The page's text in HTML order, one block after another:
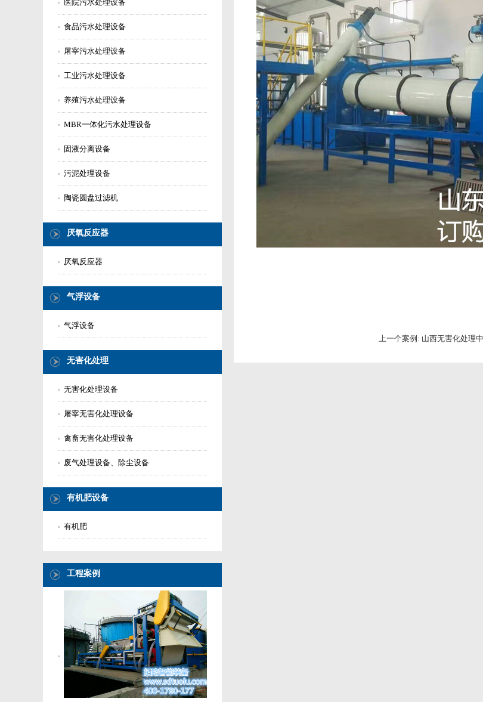
医院污水处理设备
食品污水处理设备
屠宰污水处理设备
工业污水处理设备
养殖污水处理设备
MBR一体化污水处理设备
固液分离设备
污泥处理设备
陶瓷圆盘过滤机
厌氧反应器
厌氧反应器
气浮设备
气浮设备
无害化处理
无害化处理设备
屠宰无害化处理设备
禽畜无害化处理设备
废气处理设备、除尘设备
有机肥设备
有机肥
工程案例
上一个案例: 山西无害化处理